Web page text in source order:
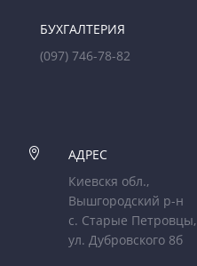
БУХГАЛТЕРИЯ
(097) 746-78-82

АДРЕС
Киевскя обл.,
Вышгородский р-н
с. Старые Петровцы,
ул. Дубровского 8б